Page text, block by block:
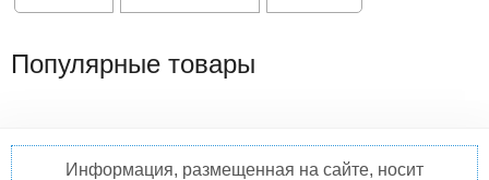
Популярные товары
Информация, размещенная на сайте, носит